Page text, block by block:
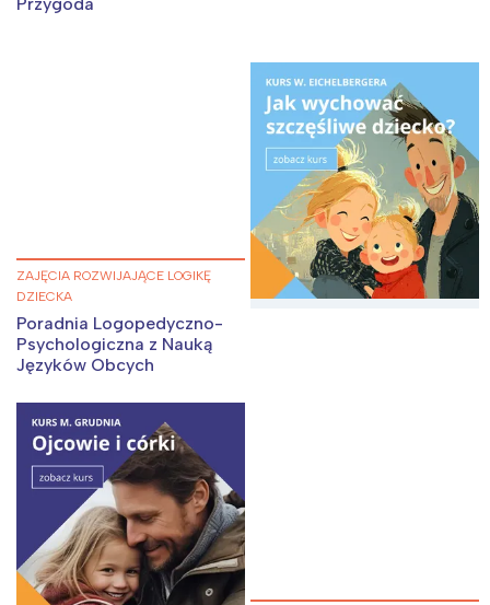
ZAJĘCIA ROZWIJAJĄCE LOGIKĘ
DZIECKA
Poradnia Logopedyczno-
Psychologiczna z Nauką
Języków Obcych
Interesują mnie wydarzenia z
tego regionu:
Warszawa
Łódź
Trójmiasto
Poznań
Wrocław
Wybieram